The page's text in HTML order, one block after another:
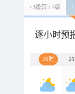
<3级转3-4级
逐小时预
20时